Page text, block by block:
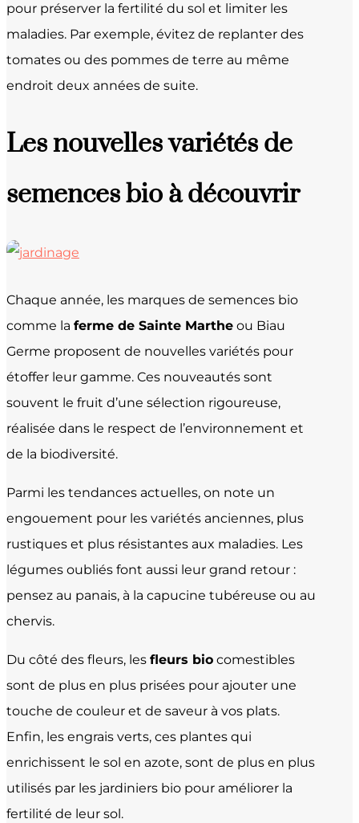
pour préserver la fertilité du sol et limiter les
maladies. Par exemple, évitez de replanter des
tomates ou des pommes de terre au même
endroit deux années de suite.
Les nouvelles variétés de
semences bio à découvrir
Chaque année, les marques de semences bio
comme la ferme de Sainte Marthe ou Biau
Germe proposent de nouvelles variétés pour
étoffer leur gamme. Ces nouveautés sont
souvent le fruit d’une sélection rigoureuse,
réalisée dans le respect de l’environnement et
de la biodiversité.
Parmi les tendances actuelles, on note un
engouement pour les variétés anciennes, plus
rustiques et plus résistantes aux maladies. Les
légumes oubliés font aussi leur grand retour :
pensez au panais, à la capucine tubéreuse ou au
chervis.
Du côté des fleurs, les fleurs bio comestibles
sont de plus en plus prisées pour ajouter une
touche de couleur et de saveur à vos plats.
Enfin, les engrais verts, ces plantes qui
enrichissent le sol en azote, sont de plus en plus
utilisés par les jardiniers bio pour améliorer la
fertilité de leur sol.